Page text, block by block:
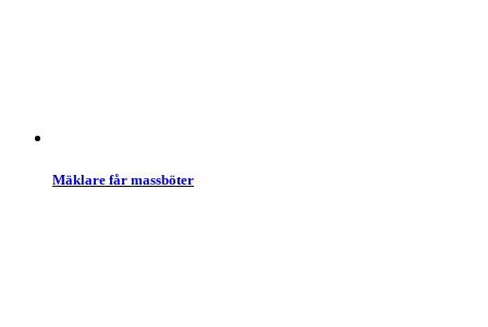
Mäklare får massböter